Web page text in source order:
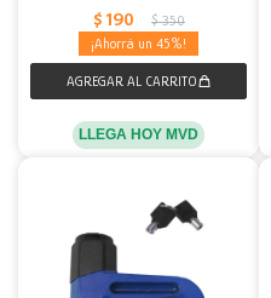
$ 190 $ 350
45
LLEGA HOY MVD